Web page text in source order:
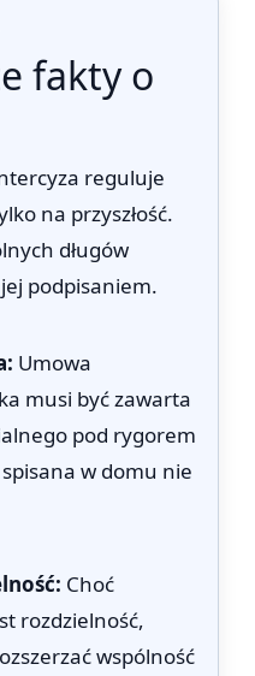
fakty o
reguluje
na przyszłość.
długów
podpisaniem.
Umowa
musi być zawarta
pod rygorem
w domu nie
Choć
rozdzielność,
wspólność